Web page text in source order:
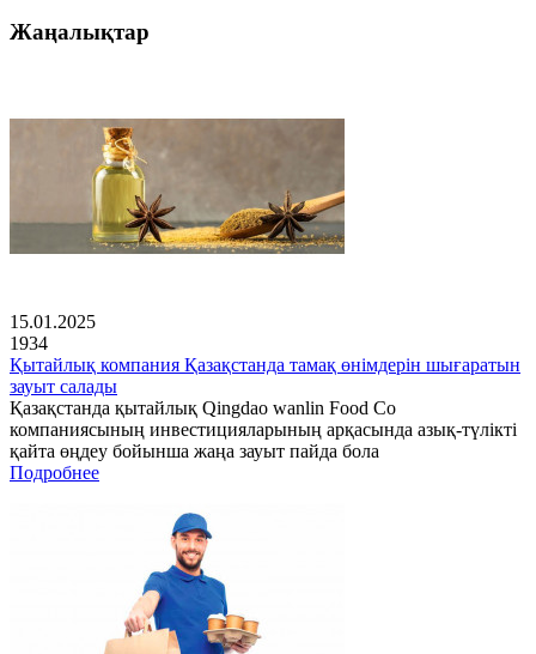
Жаңалықтар
15.01.2025
1934
Қытайлық компания Қазақстанда тамақ өнімдерін шығаратын
зауыт салады
Қазақстанда қытайлық Qingdao wanlin Food Co
компаниясының инвестицияларының арқасында азық-түлікті
қайта өңдеу бойынша жаңа зауыт пайда бола
Подробнее